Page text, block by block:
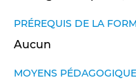
PRÉREQUIS DE LA
Aucun
MOYENS